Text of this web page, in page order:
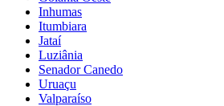
Inhumas
Itumbiara
Jataí
Luziânia
Senador Canedo
Uruaçu
Valparaíso